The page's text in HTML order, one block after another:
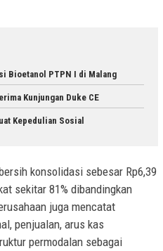
Bioetanol PTPN I di Malang
Kunjungan Duke CE
Kepedulian Sosial
konsolidasi sebesar Rp6,39
sekitar 81% dibandingkan
juga mencatat
penjualan, arus kas
permodalan sebagai